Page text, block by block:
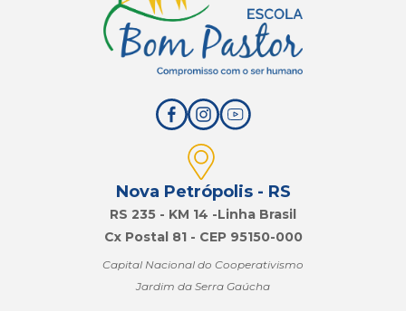
Nova Petrópolis - RS
RS 235 - KM 14 -Linha Brasil
Cx Postal 81 - CEP 95150-000
Capital Nacional do Cooperativismo
Jardim da Serra Gaúcha